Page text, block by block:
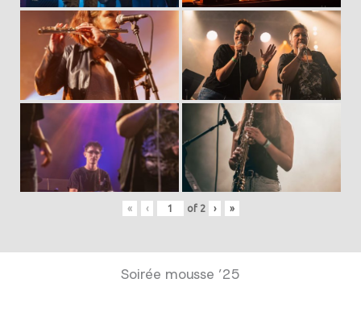
« ‹ of 2 › »
Soirée mousse ’25